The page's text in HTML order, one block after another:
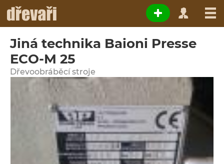
Jiná technika Baioni Presse
ECO-M 25
Dřevoobráběcí stroje